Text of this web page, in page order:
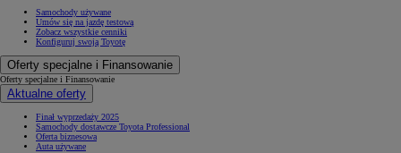
Samochody używane
Umów się na jazdę testową
Zobacz wszystkie cenniki
Konfiguruj swoją Toyotę
Oferty specjalne i Finansowanie
Oferty specjalne i Finansowanie
Aktualne oferty
Finał wyprzedaży 2025
Samochody dostawcze Toyota Professional
Oferta biznesowa
Auta używane